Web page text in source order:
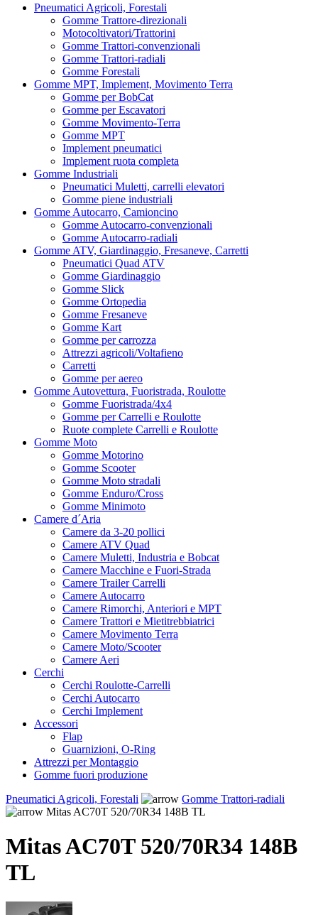
Pneumatici Agricoli, Forestali
Gomme Trattore-direzionali
Motocoltivatori/Trattorini
Gomme Trattori-convenzionali
Gomme Trattori-radiali
Gomme Forestali
Gomme MPT, Implement, Movimento Terra
Gomme per BobCat
Gomme per Escavatori
Gomme Movimento-Terra
Gomme MPT
Implement pneumatici
Implement ruota completa
Gomme Industriali
Pneumatici Muletti, carrelli elevatori
Gomme piene industriali
Gomme Autocarro, Camioncino
Gomme Autocarro-convenzionali
Gomme Autocarro-radiali
Gomme ATV, Giardinaggio, Fresaneve, Carretti
Pneumatici Quad ATV
Gomme Giardinaggio
Gomme Slick
Gomme Ortopedia
Gomme Fresaneve
Gomme Kart
Gomme per carrozza
Attrezzi agricoli/Voltafieno
Carretti
Gomme per aereo
Gomme Autovettura, Fuoristrada, Roulotte
Gomme Fuoristrada/4x4
Gomme per Carrelli e Roulotte
Ruote complete Carrelli e Roulotte
Gomme Moto
Gomme Motorino
Gomme Scooter
Gomme Moto stradali
Gomme Enduro/Cross
Gomme Minimoto
Camere d´Aria
Camere da 3-20 pollici
Camere ATV Quad
Camere Muletti, Industria e Bobcat
Camere Macchine e Fuori-Strada
Camere Trailer Carrelli
Camere Autocarro
Camere Rimorchi, Anteriori e MPT
Camere Trattori e Mietitrebbiatrici
Camere Movimento Terra
Camere Moto/Scooter
Camere Aeri
Cerchi
Cerchi Roulotte-Carrelli
Cerchi Autocarro
Cerchi Implement
Accessori
Flap
Guarnizioni, O-Ring
Attrezzi per Montaggio
Gomme fuori produzione
Pneumatici Agricoli, Forestali
Gomme Trattori-radiali
Mitas AC70T 520/70R34 148B TL
Mitas AC70T 520/70R34 148B
TL